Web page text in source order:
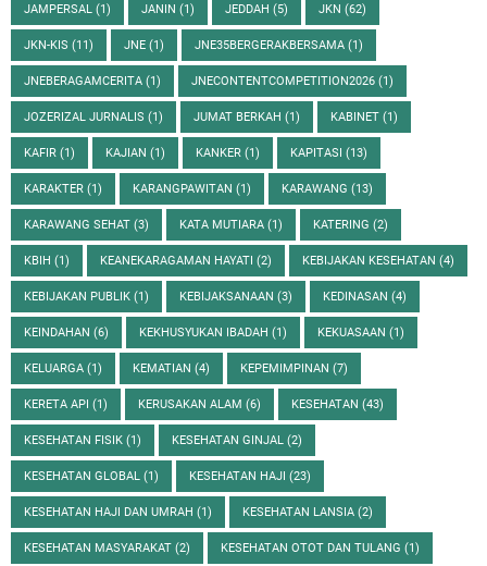
JAMPERSAL (1) JANIN (1) JEDDAH (5) JKN (62)
JKN-KIS (11) JNE (1) JNE35BERGERAKBERSAMA (1)
JNEBERAGAMCERITA (1) JNECONTENTCOMPETITION2026 (1)
JOZERIZAL JURNALIS (1) JUMAT BERKAH (1) KABINET (1)
KAFIR (1) KAJIAN (1) KANKER (1) KAPITASI (13)
KARAKTER (1) KARANGPAWITAN (1) KARAWANG (13)
KARAWANG SEHAT (3) KATA MUTIARA (1) KATERING (2)
KBIH (1) KEANEKARAGAMAN HAYATI (2) KEBIJAKAN KESEHATAN (4)
KEBIJAKAN PUBLIK (1) KEBIJAKSANAAN (3) KEDINASAN (4)
KEINDAHAN (6) KEKHUSYUKAN IBADAH (1) KEKUASAAN (1)
KELUARGA (1) KEMATIAN (4) KEPEMIMPINAN (7)
KERETA API (1) KERUSAKAN ALAM (6) KESEHATAN (43)
KESEHATAN FISIK (1) KESEHATAN GINJAL (2)
KESEHATAN GLOBAL (1) KESEHATAN HAJI (23)
KESEHATAN HAJI DAN UMRAH (1) KESEHATAN LANSIA (2)
KESEHATAN MASYARAKAT (2) KESEHATAN OTOT DAN TULANG (1)